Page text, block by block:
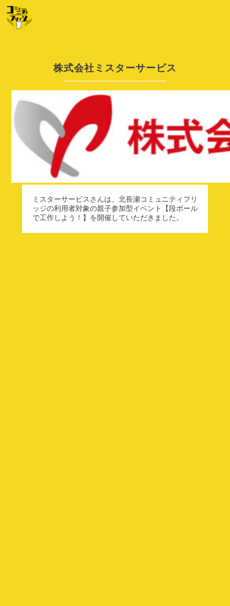
株式会社ミスターサービス
ミスターサービスさんは、北長瀬コミュニティフリ
ッジの利用者対象の親子参加型イベント【段ボール
で工作しよう！】を開催していただきました。